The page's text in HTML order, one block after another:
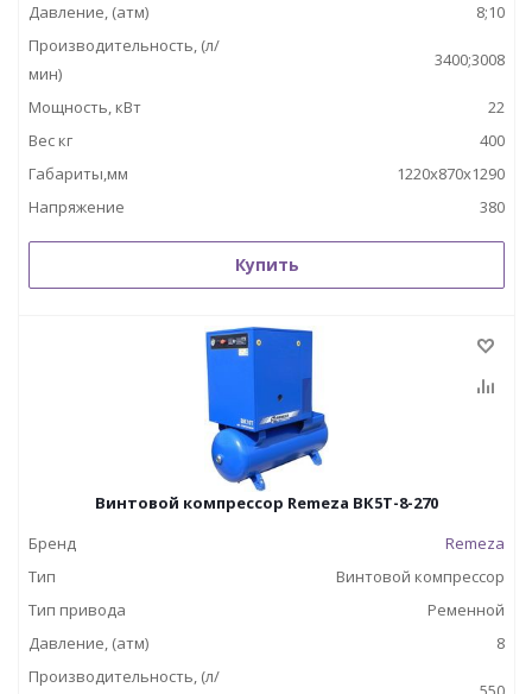
Давление, (атм)
8;10
Производительность, (л/
мин)
3400;3008
Мощность, кВт
22
Вес кг
400
Габариты,мм
1220x870x1290
Напряжение
380
Купить
Винтовой компрессор Remeza ВК5Т-8-270
Бренд
Remeza
Тип
Винтовой компрессор
Тип привода
Ременной
Давление, (атм)
8
Производительность, (л/